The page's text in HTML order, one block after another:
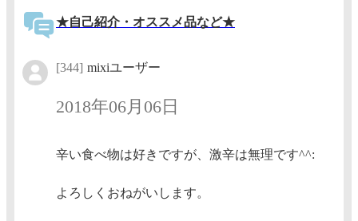
★自己紹介・オススメ品など★
[344] mixiユーザー
2018年06月06日
辛い食べ物は好きですが、激辛は無理です^^:
よろしくおねがいします。